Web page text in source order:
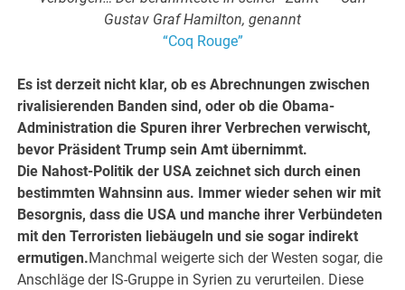
Gustav Graf Hamilton, genannt
“Coq Rouge”
Es ist derzeit nicht klar, ob es Abrechnungen zwischen
rivalisierenden Banden sind, oder ob die Obama-
Administration die Spuren ihrer Verbrechen verwischt,
bevor Präsident Trump sein Amt übernimmt.
Die Nahost-Politik der USA zeichnet sich durch einen
bestimmten Wahnsinn aus. Immer wieder sehen wir mit
Besorgnis, dass die USA und manche ihrer Verbündeten
mit den Terroristen liebäugeln und sie sogar indirekt
ermutigen.Manchmal weigerte sich der Westen sogar, die
Anschläge der IS-Gruppe in Syrien zu verurteilen. Diese